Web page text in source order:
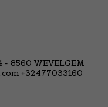
- 8560 WEVELGEM
+32477033160